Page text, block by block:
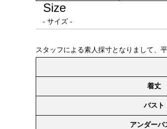
Size
- サイズ -
スタッフによる素人採寸となりまして、
着丈
バスト
アンダーバ